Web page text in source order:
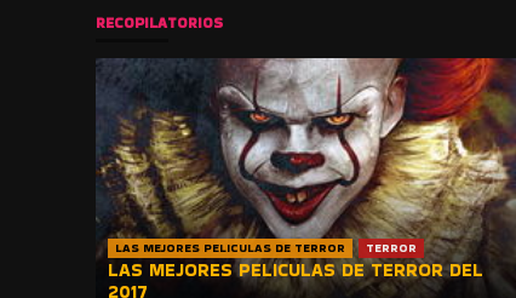
RECOPILATORIOS
LAS MEJORES PELICULAS DE TERROR TERROR
LAS MEJORES PELICULAS DE TERROR DEL
2017